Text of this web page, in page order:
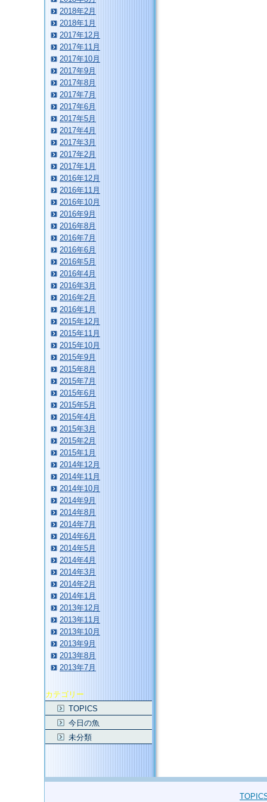
2018年2月
2018年1月
2017年12月
2017年11月
2017年10月
2017年9月
2017年8月
2017年7月
2017年6月
2017年5月
2017年4月
2017年3月
2017年2月
2017年1月
2016年12月
2016年11月
2016年10月
2016年9月
2016年8月
2016年7月
2016年6月
2016年5月
2016年4月
2016年3月
2016年2月
2016年1月
2015年12月
2015年11月
2015年10月
2015年9月
2015年8月
2015年7月
2015年6月
2015年5月
2015年4月
2015年3月
2015年2月
2015年1月
2014年12月
2014年11月
2014年10月
2014年9月
2014年8月
2014年7月
2014年6月
2014年5月
2014年4月
2014年3月
2014年2月
2014年1月
2013年12月
2013年11月
2013年10月
2013年9月
2013年8月
2013年7月
カテゴリー
TOPICS
今日の魚
未分類